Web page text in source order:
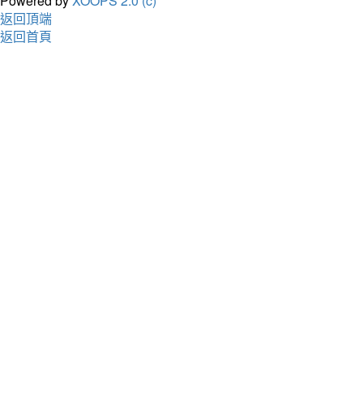
返回頂端
返回首頁